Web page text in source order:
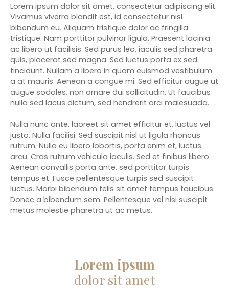
Lorem ipsum dolor sit amet, consectetur adipiscing elit.
Vivamus viverra blandit est, id consectetur nisl
bibendum eu. Aliquam tristique dolor ac fringilla
tristique. Nam porttitor pulvinar ligula. Praesent lacinia
ac libero ut facilisis. Sed purus leo, iaculis sed pharetra
quis, placerat sed magna. Sed luctus porta ex sed
tincidunt. Nullam a libero in quam euismod vestibulum
a at mauris. Aenean a congue mi. Sed efficitur augue ut
augue sodales, non ornare dui sollicitudin. Ut faucibus
nulla sed lacus dictum, sed hendrerit orci malesuada.
Nulla nunc ante, laoreet sit amet efficitur et, luctus vel
justo. Nulla facilisi. Sed suscipit nisl ut ligula rhoncus
rutrum. Nulla eu libero lobortis, porta enim et, luctus
arcu. Cras rutrum vehicula iaculis. Sed et finibus libero.
Aenean convallis porta ante, sed porttitor turpis
tempus et. Fusce pellentesque turpis sed suscipit
luctus. Morbi bibendum felis sit amet tempus faucibus.
Donec a bibendum sem. Pellentesque vel nisi suscipit
metus molestie pharetra ut ac metus.
Lorem ipsum
dolor sit amet